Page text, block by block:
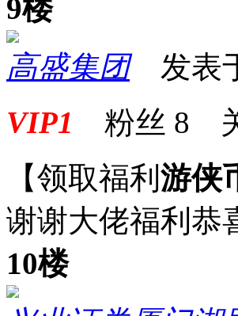
9楼
高盛集团发表
VIP1 粉丝 8
【领取福利 游侠
谢谢大佬福利恭
10楼